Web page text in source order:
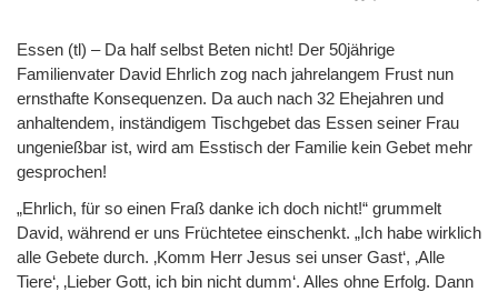
Essen (tl) – Da half selbst Beten nicht! Der 50jährige
Familienvater David Ehrlich zog nach jahrelangem Frust nun
ernsthafte Konsequenzen. Da auch nach 32 Ehejahren und
anhaltendem, inständigem Tischgebet das Essen seiner Frau
ungenießbar ist, wird am Esstisch der Familie kein Gebet mehr
gesprochen!
„Ehrlich, für so einen Fraß danke ich doch nicht!“ grummelt
David, während er uns Früchtetee einschenkt. „Ich habe wirklich
alle Gebete durch. ‚Komm Herr Jesus sei unser Gast‘, ‚Alle
Tiere‘‚ ‚Lieber Gott, ich bin nicht dumm‘. Alles ohne Erfolg. Dann